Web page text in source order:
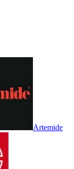
Artemide